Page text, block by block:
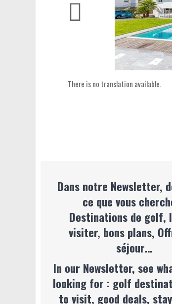
There is no translation available.
Dans notre Newsletter,
ce que vous
Destinations de golf,
visiter, bons plans,
séjour…
In our Newsletter, see
looking for : golf
to visit, good deals,